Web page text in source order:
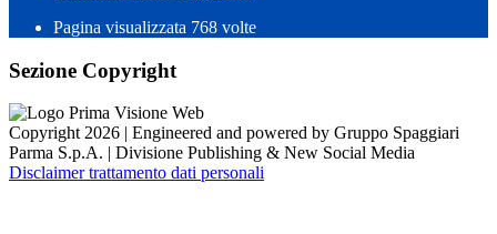
Pagina visualizzata 768 volte
Sezione Copyright
Copyright 2026 | Engineered and powered by Gruppo Spaggiari
Parma S.p.A. | Divisione Publishing & New Social Media
Disclaimer trattamento dati personali